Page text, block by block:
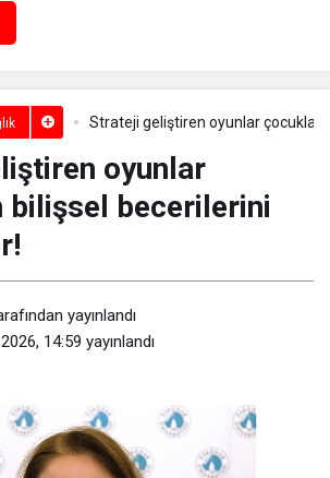
Strateji geliştiren oyunlar
oyunlar
bilişsel becerilerini
yayınlandı
14:59 yayınlandı